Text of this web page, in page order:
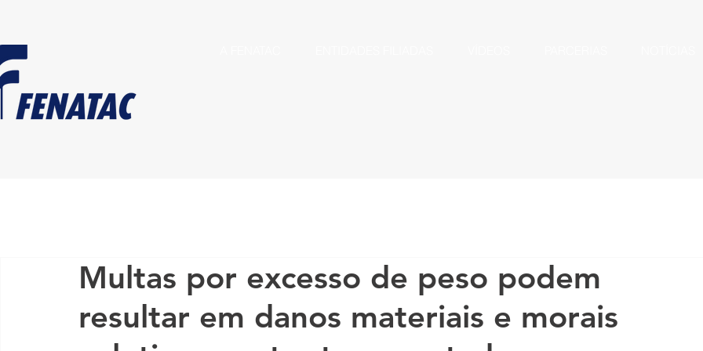
Multas por excesso de peso podem
resultar em danos materiais e morais